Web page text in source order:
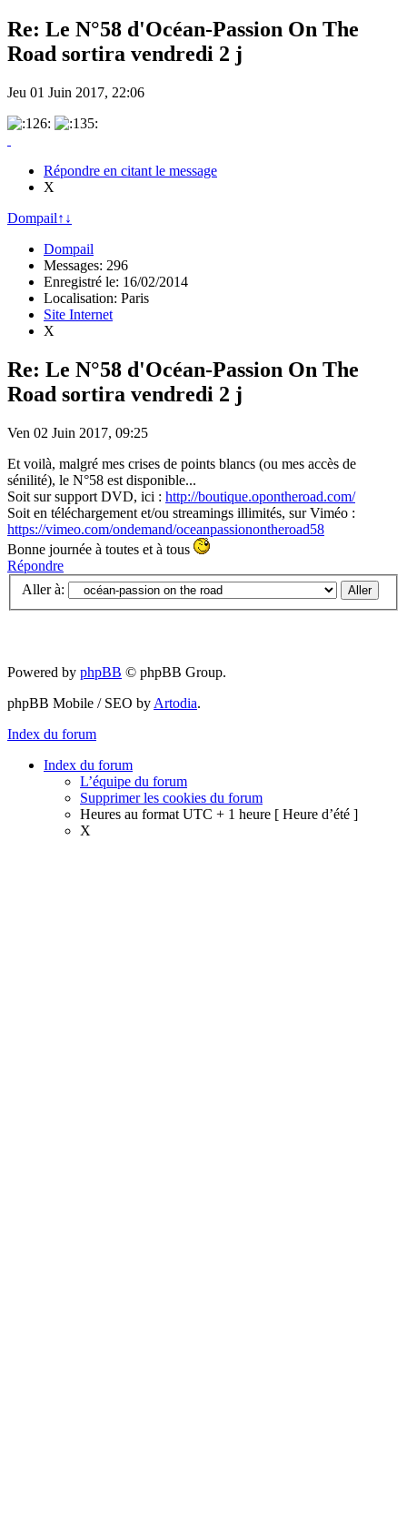
Re: Le N°58 d'Océan-Passion On The
Road sortira vendredi 2 j
Jeu 01 Juin 2017, 22:06
Répondre en citant le message
X
Dompail↑ ↓
Dompail
Messages: 296
Enregistré le: 16/02/2014
Localisation: Paris
Site Internet
X
Re: Le N°58 d'Océan-Passion On The
Road sortira vendredi 2 j
Ven 02 Juin 2017, 09:25
Et voilà, malgré mes crises de points blancs (ou mes accès de
sénilité), le N°58 est disponible...
Soit sur support DVD, ici : http://boutique.opontheroad.com/
Soit en téléchargement et/ou streamings illimités, sur Viméo :
https://vimeo.com/ondemand/oceanpassionontheroad58
Bonne journée à toutes et à tous
Répondre
Aller à:
Powered by phpBB © phpBB Group.
phpBB Mobile / SEO by Artodia.
Index du forum
Index du forum
L’équipe du forum
Supprimer les cookies du forum
Heures au format UTC + 1 heure [ Heure d’été ]
X